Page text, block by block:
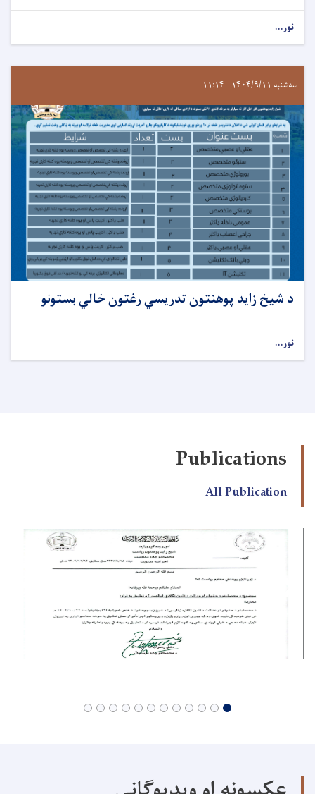
نور...
سه‌شنبه ۱۴۰۴/۹/۱۱ - ۱۱:۱۴
د شیخ زاید پوهنتون تدریسي رغتون خالي بستونو
نور...
Publications
All Publication